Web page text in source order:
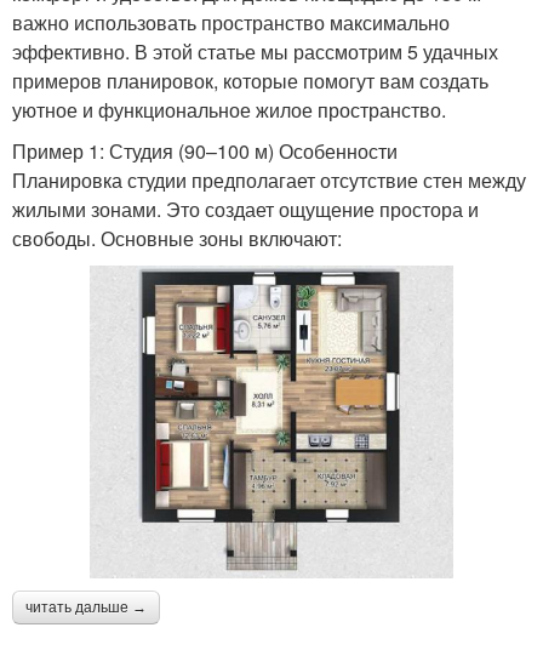
важно использовать пространство максимально
эффективно. В этой статье мы рассмотрим 5 удачных
примеров планировок, которые помогут вам создать
уютное и функциональное жилое пространство.
Пример 1: Студия (90–100 м) Особенности
Планировка студии предполагает отсутствие стен между
жилыми зонами. Это создает ощущение простора и
свободы. Основные зоны включают:
читать дальше →